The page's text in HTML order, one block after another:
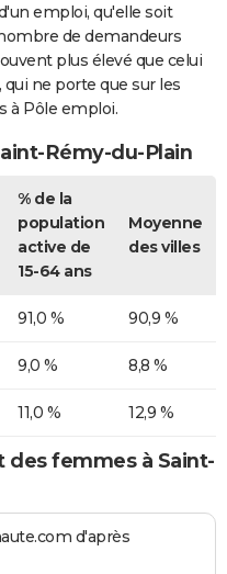
emploi, qu'elle soit
de demandeurs
plus élevé que celui
ne porte que sur les
à Pôle emploi.
Rémy-du-Plain
% de la
population
active de
15-64 ans
Moyenne
des villes
91,0 % 90,9 %
9,0 % 8,8 %
11,0 % 12,9 %
des femmes à Saint-
d'après